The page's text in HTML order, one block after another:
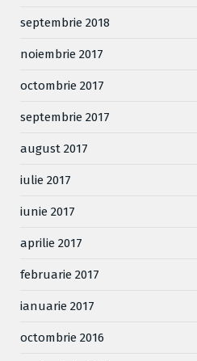
septembrie 2018
noiembrie 2017
octombrie 2017
septembrie 2017
august 2017
iulie 2017
iunie 2017
aprilie 2017
februarie 2017
ianuarie 2017
octombrie 2016